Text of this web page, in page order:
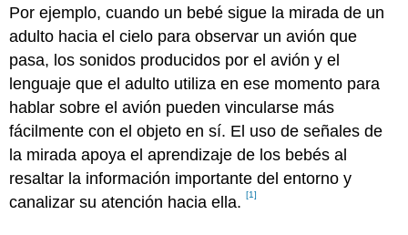
Por ejemplo, cuando un bebé sigue la mirada de un
adulto hacia el cielo para observar un avión que
pasa, los sonidos producidos por el avión y el
lenguaje que el adulto utiliza en ese momento para
hablar sobre el avión pueden vincularse más
fácilmente con el objeto en sí. El uso de señales de
la mirada apoya el aprendizaje de los bebés al
resaltar la información importante del entorno y
canalizar su atención hacia ella.[1]